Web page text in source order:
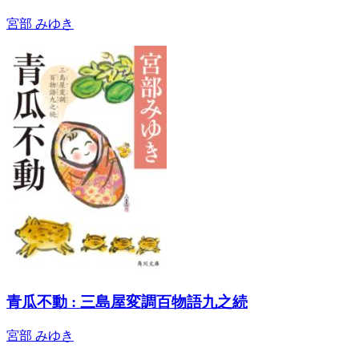
宮部 みゆき
青瓜不動 : 三島屋変調百物語九之続
宮部 みゆき